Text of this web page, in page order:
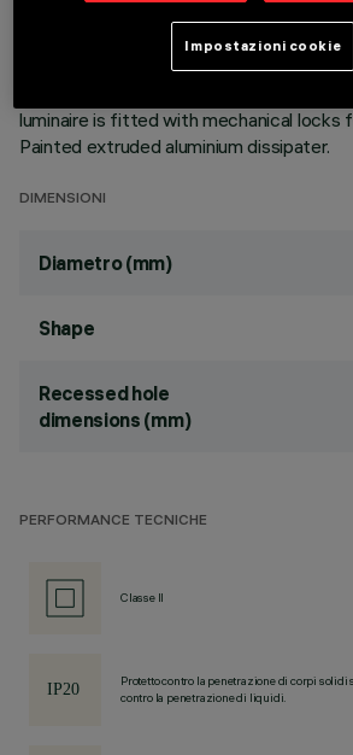
aluminium upper reflector. Black, zinc-
bracket. The luminaire can be rotated
luminaire is fitted with mechanical locks
Painted extruded aluminium dissipater.
DIMENSIONI
Diametro (mm)
Shape
Recessed hole
dimensions (mm)
PERFORMANCE TECNICHE
Classe II
Protetto contro la penetrazione di corpi solidi
contro la penetrazione di liquidi.
Impostazioni cookie